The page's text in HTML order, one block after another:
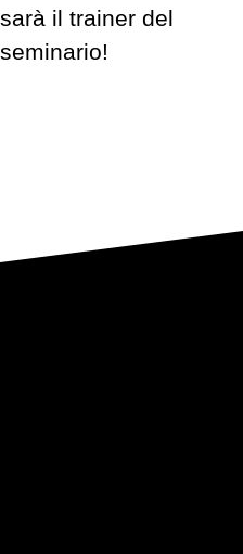
sarà il trainer del
seminario!